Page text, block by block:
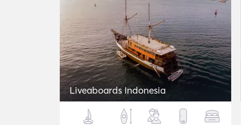
Liveaboards Indonesia